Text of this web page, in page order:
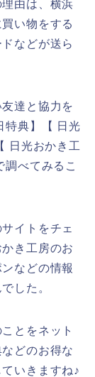
由は、横浜
い物をする
などが送ら
達と協力を
特典】【 日光
日光おかき工
調べてみるこ
イトをチェ
き工房のお
などの情報
した。
とをネット
どのお得な
いきますね♪